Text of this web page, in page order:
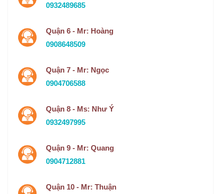
0932489685
Quận 6 - Mr: Hoàng
0908648509
Quận 7 - Mr: Ngọc
0904706588
Quận 8 - Ms: Như Ý
0932497995
Quận 9 - Mr: Quang
0904712881
Quận 10 - Mr: Thuận